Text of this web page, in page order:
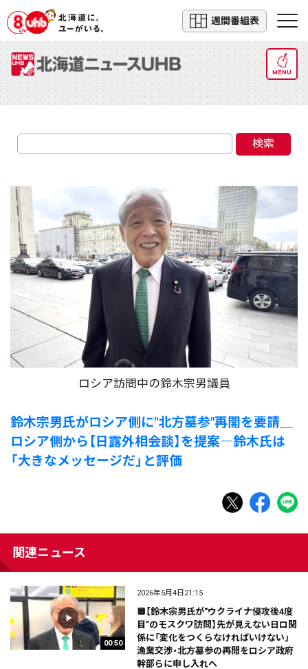
週間番組表
MENU
検索
ロシア訪問中の鈴木宗男議員
鈴木宗男氏がロシア側に"北方墓参"再開を要請＿
ロシア側から【日露外相会談】を提案―鈴木氏は
「大きなメッセージだ」と評価
関連ニュース
00:50
2026年5月4日21:15
🔲【鈴木宗男氏が"ウクライナ侵攻後4度
目”のモスクワ訪問】先が見えない日ロ関
係に「変化をつくらなければいけない」
漁業交渉・北方墓参の再開をロシア政府
幹部らに申し入れへ